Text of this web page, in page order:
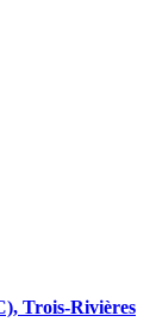
Trois-Rivières